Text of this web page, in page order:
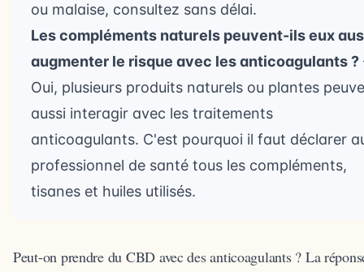
ou malaise, consultez sans délai.
Les compléments naturels peuvent-ils eux
augmenter le risque avec les anticoagulants ?
Oui, plusieurs produits naturels ou plantes
aussi interagir avec les traitements
anticoagulants. C'est pourquoi il faut déclarer
professionnel de santé tous les compléments,
tisanes et huiles utilisés.
Peut-on prendre du CBD avec des anticoagulants ? La